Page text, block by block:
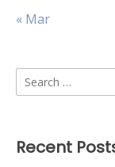
« Mar
Search
for:
Recent